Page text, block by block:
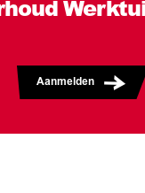
Aanmelden